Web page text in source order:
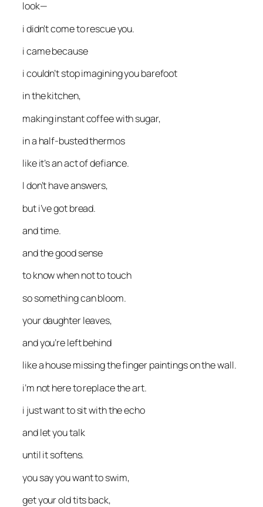
look—
i didn’t come to rescue you.
i came because
i couldn’t stop imagining you barefoot
in the kitchen,
making instant coffee with sugar,
in a half-busted thermos
like it’s an act of defiance.
I don’t have answers,
but i’ve got bread.
and time.
and the good sense
to know when not to touch
so something can bloom.
your daughter leaves,
and you’re left behind
like a house missing the finger paintings on the wall.
i’m not here to replace the art.
i just want to sit with the echo
and let you talk
until it softens.
you say you want to swim,
get your old tits back,